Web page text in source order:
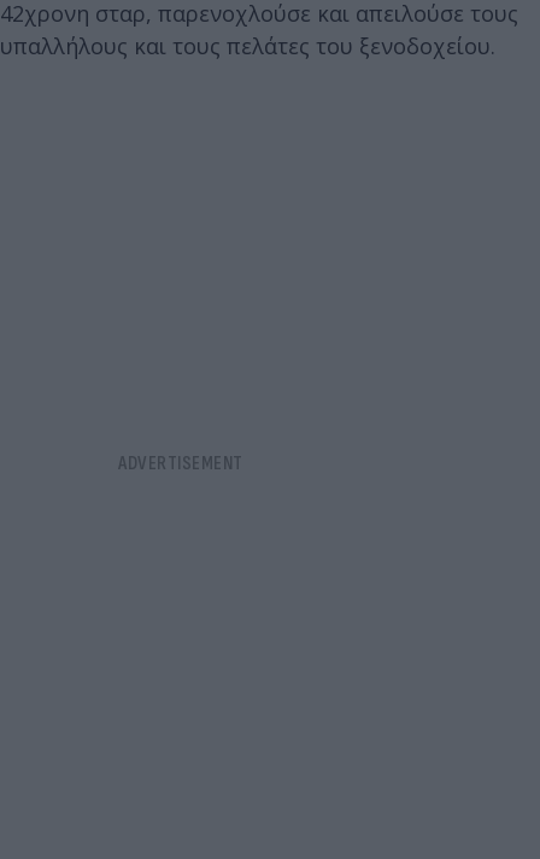
42χρονη σταρ, παρενοχλούσε και απειλούσε τους
υπαλλήλους και τους πελάτες του ξενοδοχείου.